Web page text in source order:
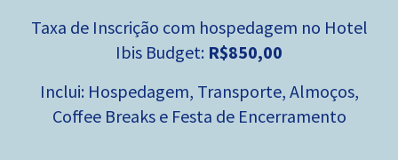
Taxa de Inscrição com hospedagem no Hotel
Ibis Budget: R$850,00
Inclui: Hospedagem, Transporte, Almoços,
Coffee Breaks e Festa de Encerramento